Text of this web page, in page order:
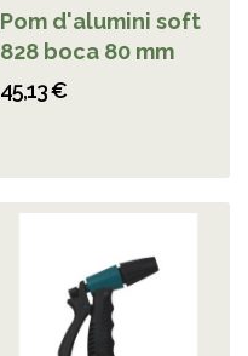
Pom d'alumini soft
828 boca 80 mm
45,13 €